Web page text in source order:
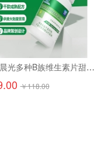
康源晨光多种B族维生素片甜橙味（两瓶装）
￥118.00